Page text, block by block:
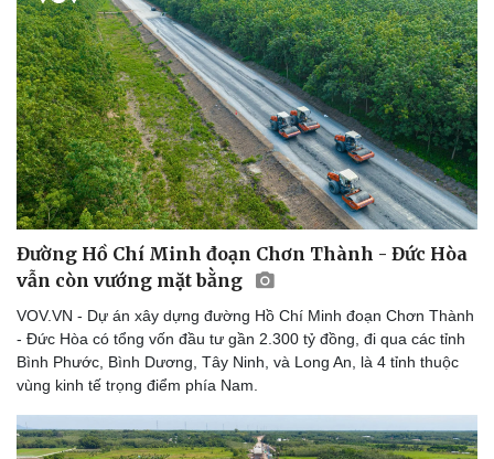
Đường Hồ Chí Minh đoạn Chơn Thành - Đức Hòa
vẫn còn vướng mặt bằng
VOV.VN - Dự án xây dựng đường Hồ Chí Minh đoạn Chơn Thành
- Đức Hòa có tổng vốn đầu tư gần 2.300 tỷ đồng, đi qua các tỉnh
Bình Phước, Bình Dương, Tây Ninh, và Long An, là 4 tỉnh thuộc
vùng kinh tế trọng điểm phía Nam.